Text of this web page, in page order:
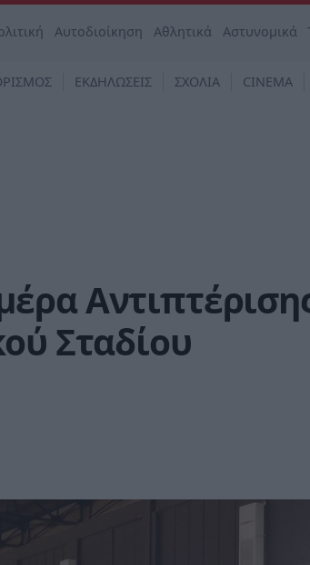
Αυτοδιοίκηση Αθλητικά Αστυνομικά
ΕΚΔΗΛΩΣΕΙΣ ΣΧΟΛΙΑ CINEMA
Σταδίου